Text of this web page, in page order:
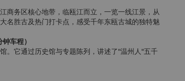
商务区核心地带，临瓯江而立，一览一线江景，从
名胜古及热门打卡点，感受千年东瓯古城的独特魅
车程）
。它通过历史馆与专题陈列，讲述了"温州人"五千